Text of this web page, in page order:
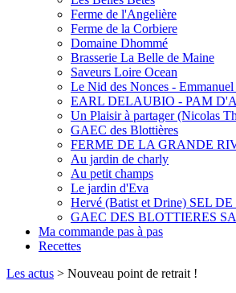
Ferme de l'Angelière
Ferme de la Corbiere
Domaine Dhommé
Brasserie La Belle de Maine
Saveurs Loire Ocean
Le Nid des Nonces - Emmanuel
EARL DELAUBIO - PAM
Un Plaisir à partager (Nicolas
GAEC des Blottières
FERME DE LA GRANDE
Au jardin de charly
Au petit champs
Le jardin d'Eva
Hervé (Batist et Drine) SEL
GAEC DES BLOTTIERES
Ma commande pas à pas
Recettes
Les actus > Nouveau point de retrait !